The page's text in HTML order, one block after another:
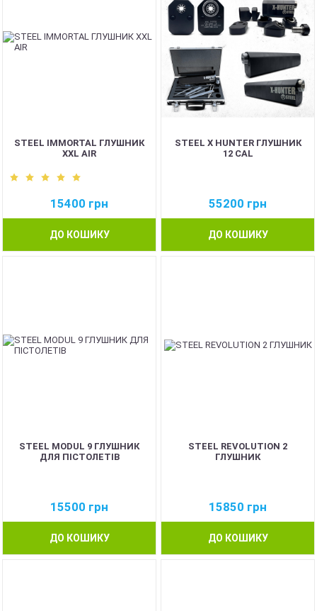
STEEL IMMORTAL ГЛУШНИК
XXL AIR
15400 грн
ДО КОШИКУ
STEEL X HUNTER ГЛУШНИК
12 CAL
55200 грн
ДО КОШИКУ
STEEL MODUL 9 ГЛУШНИК
ДЛЯ ПІСТОЛЕТІВ
15500 грн
ДО КОШИКУ
STEEL REVOLUTION 2
ГЛУШНИК
15850 грн
ДО КОШИКУ